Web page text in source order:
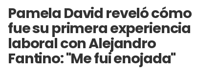
Pamela David reveló cómo
fue su primera experiencia
laboral con Alejandro
Fantino: "Me fui enojada"